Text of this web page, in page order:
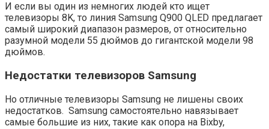
И если вы один из немногих людей кто ищет
телевизоры 8K, то линия Samsung Q900 QLED предлагает
самый широкий диапазон размеров, от относительно
разумной модели 55 дюймов до гигантской модели 98
дюймов.
Недостатки телевизоров Samsung
Но отличные телевизоры Samsung не лишены своих
недостатков. Samsung самостоятельно навязывает
самые большие из них, такие как опора на Bixby,